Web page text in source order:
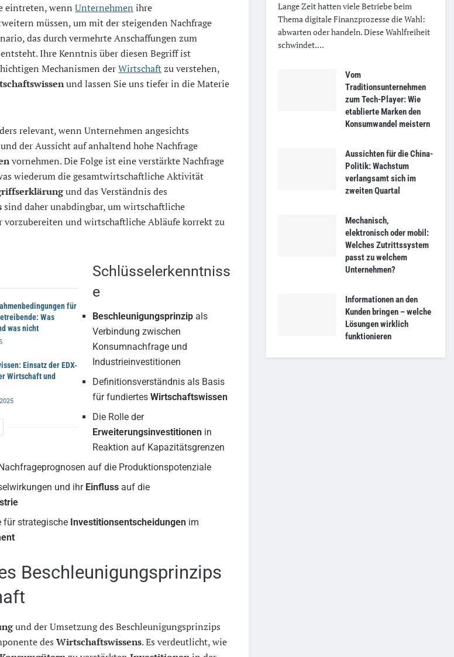
eintreten, wenn Unternehmen ihre
müssen, um mit der steigenden Nachfrage
das durch vermehrte Anschaffungen zum
entsteht. Ihre Kenntnis über diesen Begriff ist
Mechanismen derWirtschaftzu verstehen,
und lassen Sie uns tiefer in die Materie
relevant, wenn Unternehmen angesichts
der Aussicht auf anhaltend hohe Nachfrage
vornehmen. Die Folge ist eine verstärkte Nachfrage
wiederum die gesamtwirtschaftliche Aktivität
und das Verständnis des
sind daher unabdingbar, um wirtschaftliche
vorzubereiten und wirtschaftliche Abläufe korrekt zu
für
Was
was nicht
Einsatz der EDX-
Wirtschaft und
Schlüsselerkenntniss
e
Beschleunigungsprinzip als
Verbindung zwischen
Konsumnachfrage und
Industrieinvestitionen
Definitionsverständnis als Basis
für fundiertes Wirtschaftswissen
Die Rolle der
Erweiterungsinvestitionen in
Reaktion auf Kapazitätsgrenzen
auf die Produktionspotenziale
und ihr Einfluss auf die
für strategische Investitionsentscheidungen im
Beschleunigungsprinzips
und der Umsetzung des Beschleunigungsprinzips
des Wirtschaftswissens. Es verdeutlicht, wie
Lange Zeit hatten viele Betriebe beim
Thema digitale Finanzprozesse die Wahl:
abwarten oder handeln. Diese Wahlfreiheit
schwindet....
Vom
Traditionsunternehmen
zum Tech-Player: Wie
etablierte Marken den
Konsumwandel meistern
Aussichten für die China-
Politik: Wachstum
verlangsamt sich im
zweiten Quartal
Mechanisch,
elektronisch oder mobil:
Welches Zutrittssystem
passt zu welchem
Unternehmen?
Informationen an den
Kunden bringen – welche
Lösungen wirklich
funktionieren